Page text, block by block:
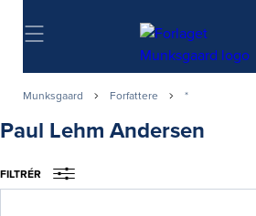
Søg
Munksgaard Forfattere *
Paul Lehm Andersen
FILTRÉR